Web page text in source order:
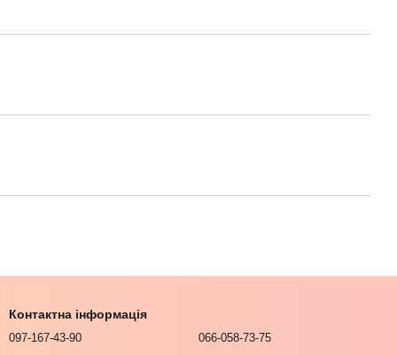
Контактна інформація
097-167-43-90 066-058-73-75